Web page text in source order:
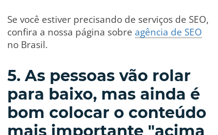
Se você estiver precisando de serviços de SEO,
confira a nossa página sobre agência de SEO
no Brasil.
5. As pessoas vão rolar
para baixo, mas ainda é
bom colocar o conteúdo
mais importante "acima